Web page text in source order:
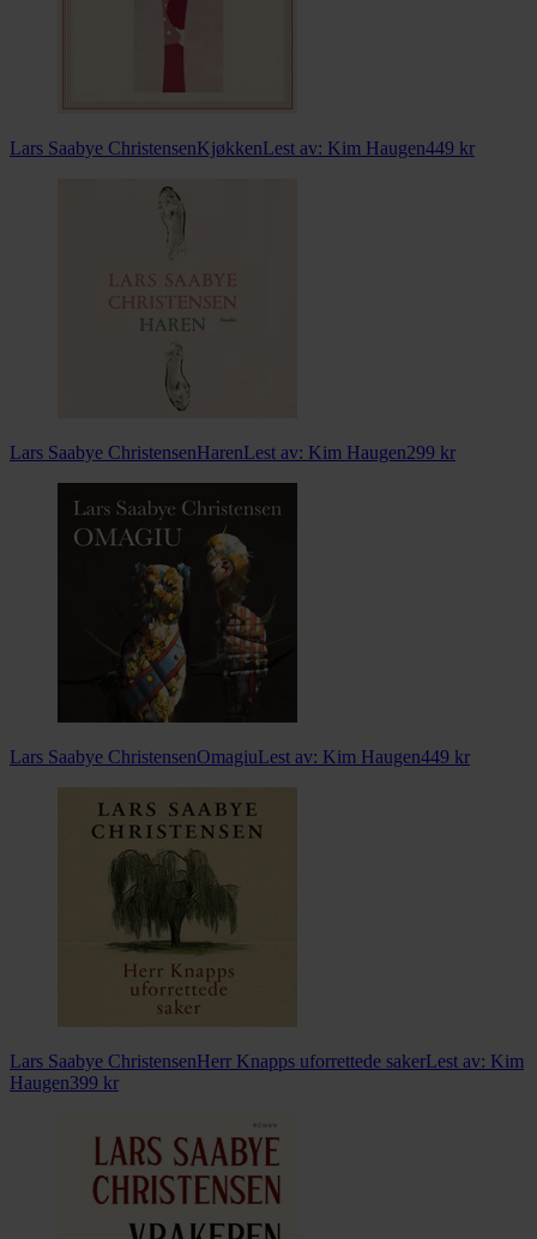
Lars Saabye ChristensenKjøkkenLest av: Kim Haugen449 kr
Lars Saabye ChristensenHarenLest av: Kim Haugen299 kr
Lars Saabye ChristensenOmagiuLest av: Kim Haugen449 kr
Lars Saabye ChristensenHerr Knapps uforrettede sakerLest av: Kim
Haugen399 kr